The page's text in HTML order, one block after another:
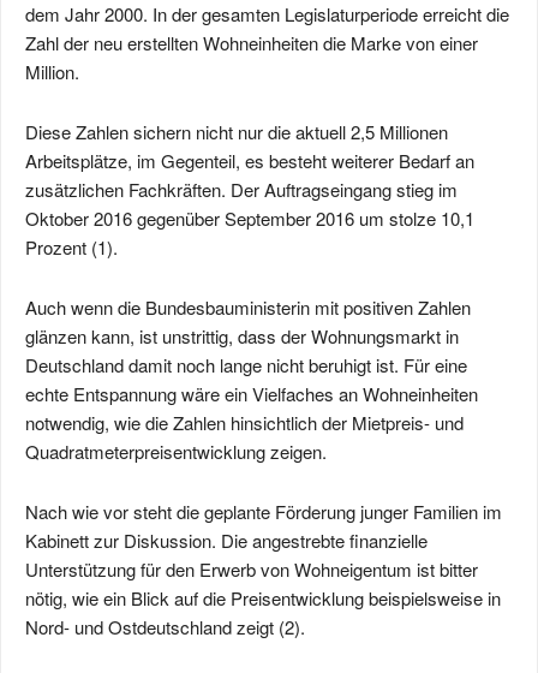
dem Jahr 2000. In der gesamten Legislaturperiode erreicht die
Zahl der neu erstellten Wohneinheiten die Marke von einer
Million.
Diese Zahlen sichern nicht nur die aktuell 2,5 Millionen
Arbeitsplätze, im Gegenteil, es besteht weiterer Bedarf an
zusätzlichen Fachkräften. Der Auftragseingang stieg im
Oktober 2016 gegenüber September 2016 um stolze 10,1
Prozent (1).
Auch wenn die Bundesbauministerin mit positiven Zahlen
glänzen kann, ist unstrittig, dass der Wohnungsmarkt in
Deutschland damit noch lange nicht beruhigt ist. Für eine
echte Entspannung wäre ein Vielfaches an Wohneinheiten
notwendig, wie die Zahlen hinsichtlich der Mietpreis- und
Quadratmeterpreisentwicklung zeigen.
Nach wie vor steht die geplante Förderung junger Familien im
Kabinett zur Diskussion. Die angestrebte finanzielle
Unterstützung für den Erwerb von Wohneigentum ist bitter
nötig, wie ein Blick auf die Preisentwicklung beispielsweise in
Nord- und Ostdeutschland zeigt (2).